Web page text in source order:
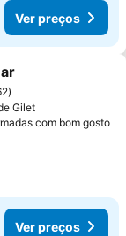
Ver preços
favoritos
Gilet
com bom gosto
Ver preços